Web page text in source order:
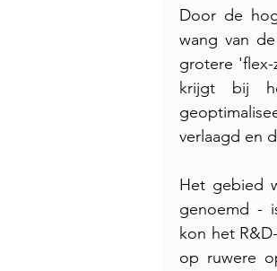
Door de
wang van
grotere 'flex-
krijgt bij
verlaagd en
Het gebied
genoemd -
kon het
op ruwere